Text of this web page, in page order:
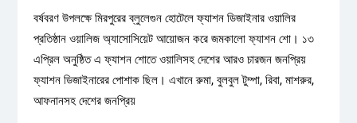
বর্ষবরণ উপলক্ষে মিরপুরের ব্লুলেগুন হোটেলে ফ্যাশন ডিজাইনার ওয়ালির
প্রতিষ্ঠান ওয়ালিজ অ্যাসোসিয়েট আয়োজন করে জমকালো ফ্যাশন শো। ১৩
এপ্রিল অনুষ্ঠিত এ ফ্যাশন শোতে ওয়ালিসহ দেশের আরও চারজন জনপ্রিয়
ফ্যাশন ডিজাইনারের পোশাক ছিল। এখানে রুমা, বুলবুল টুম্পা, রিবা, মাশরুর,
আফনানসহ দেশের জনপ্রিয়